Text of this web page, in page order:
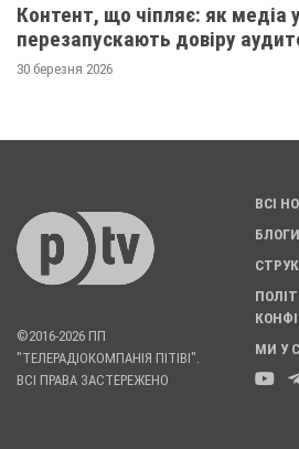
Контент, що чіпляє: як медіа
перезапускають довіру
30 березня 2026
©2016-2026 ПП
"ТЕЛЕРАДІОКОМПАНІЯ ПІТІВІ".
ВСІ ПРАВА ЗАСТЕРЕЖЕНО
ВСІ
БЛОГИ
МИ У